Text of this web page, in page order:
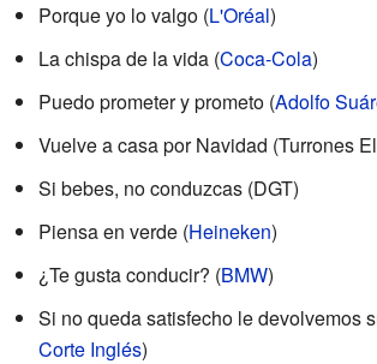
Porque yo lo valgo (L'Oréal)
La chispa de la vida (Coca-Cola)
Puedo prometer y prometo (Adolfo
Vuelve a casa por Navidad (Turrones
Si bebes, no conduzcas (DGT)
Piensa en verde (Heineken)
¿Te gusta conducir? (BMW)
Si no queda satisfecho le devolvemos
Corte Inglés)